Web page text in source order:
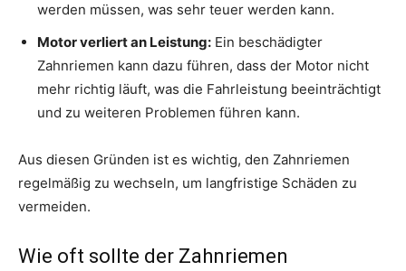
werden müssen, was sehr teuer werden kann.
Motor verliert an Leistung: Ein beschädigter
Zahnriemen kann dazu führen, dass der Motor nicht
mehr richtig läuft, was die Fahrleistung beeinträchtigt
und zu weiteren Problemen führen kann.
Aus diesen Gründen ist es wichtig, den Zahnriemen
regelmäßig zu wechseln, um langfristige Schäden zu
vermeiden.
Wie oft sollte der Zahnriemen